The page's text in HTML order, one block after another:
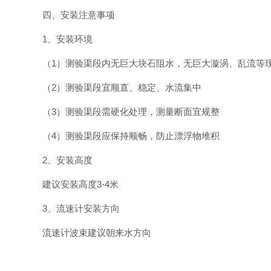
四、安装注意事项
1、安装环境
（1）测验渠段内无巨大块石阻水，无巨大漩涡、乱流等
（2）测验渠段宜顺直、稳定、水流集中
（3）测验渠段需硬化处理，测量断面宜规整
（4）测验渠段应保持顺畅，防止漂浮物堆积
2、安装高度
建议安装高度3-4米
3、流速计安装方向
流速计波束建议朝来水方向